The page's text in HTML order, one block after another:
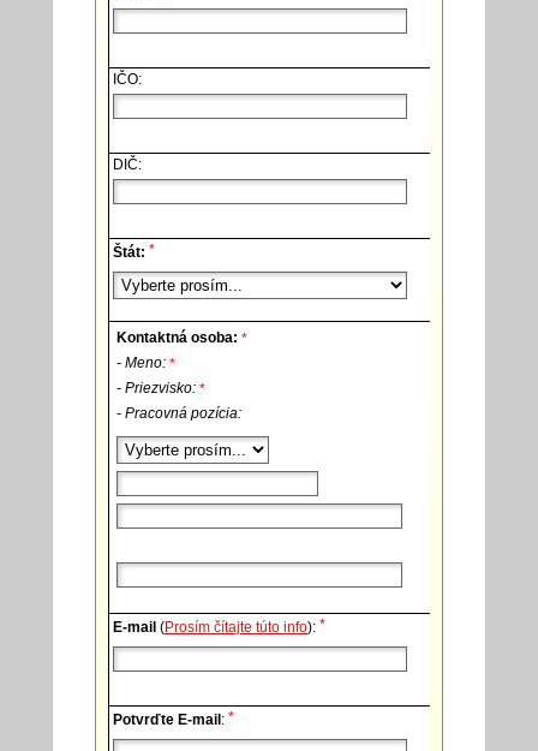
IČO:
DIČ:
Štát: *
Kontaktná osoba: *
- Meno: *
- Priezvisko: *
- Pracovná pozícia:
E-mail (Prosím čítajte túto info): *
Potvrďte E-mail: *